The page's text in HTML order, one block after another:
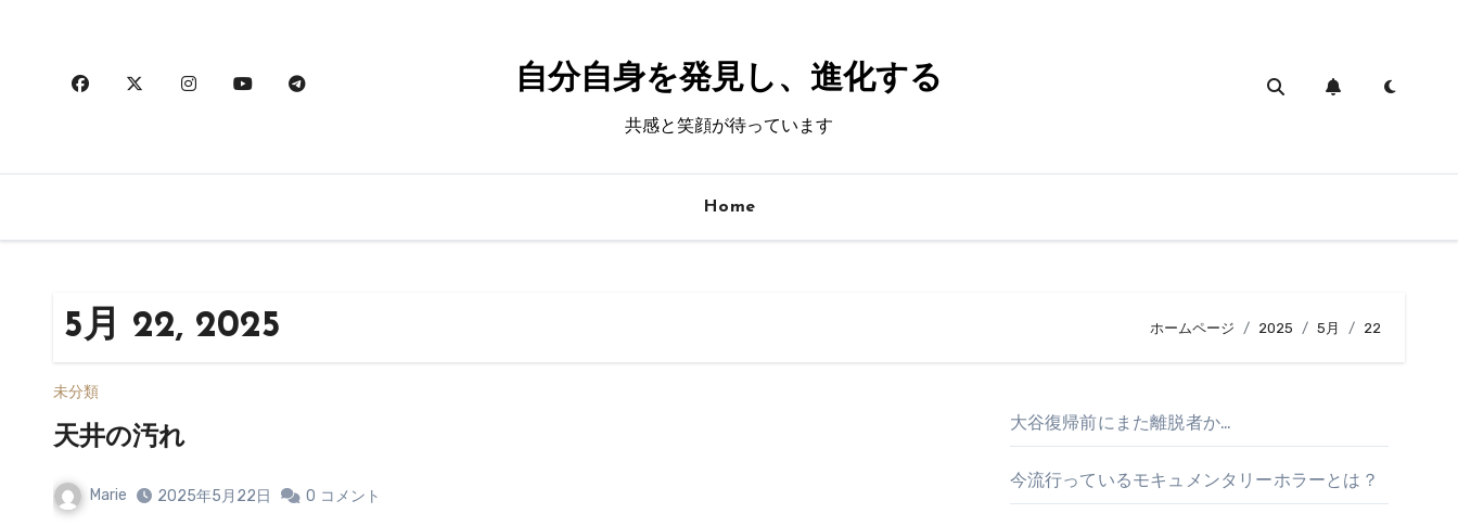
自分自身を発見し、進化する
共感と笑顔が待っています
Home
5月 22, 2025 ホームページ 2025 5月 22
未分類
天井の汚れ
Marie 2025年5月22日 0 コメント
大谷復帰前にまた離脱者か…
今流行っているモキュメンタリーホラーとは？